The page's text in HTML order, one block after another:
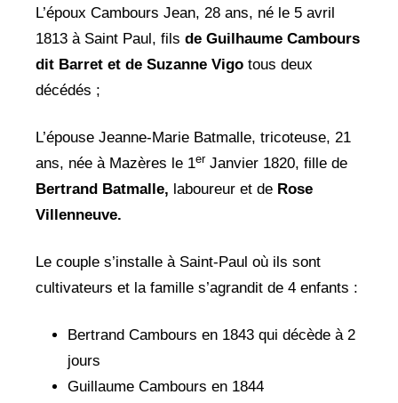
L’époux Cambours Jean, 28 ans, né le 5 avril
1813 à Saint Paul, fils de Guilhaume Cambours
dit Barret et de Suzanne Vigo tous deux
décédés ;
L’épouse Jeanne-Marie Batmalle, tricoteuse, 21
ans, née à Mazères le 1erJanvier 1820, fille de
Bertrand Batmalle, laboureur et de Rose
Villenneuve.
Le couple s’installe à Saint-Paul où ils sont
cultivateurs et la famille s’agrandit de 4 enfants :
Bertrand Cambours en 1843 qui décède à 2
jours
Guillaume Cambours en 1844